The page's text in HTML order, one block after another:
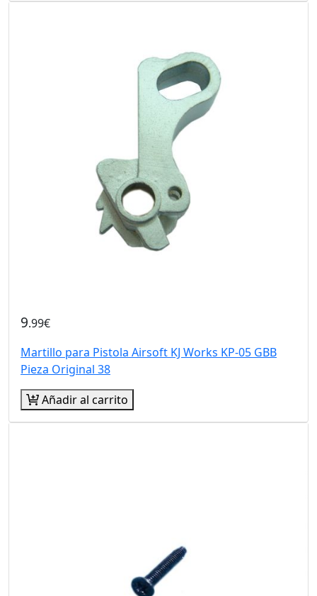
9.99€
Martillo para Pistola Airsoft KJ Works KP-05 GBB
Pieza Original 38
Añadir al carrito